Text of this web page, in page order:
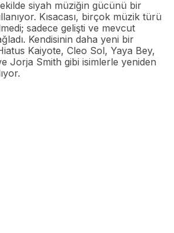
siyah müziğin gücünü bir
Kısacası, birçok müzik türü
sadece gelişti ve mevcut
Kendisinin daha yeni bir
Kaiyote, Cleo Sol, Yaya Bey,
Jorja Smith gibi isimlerle yeniden